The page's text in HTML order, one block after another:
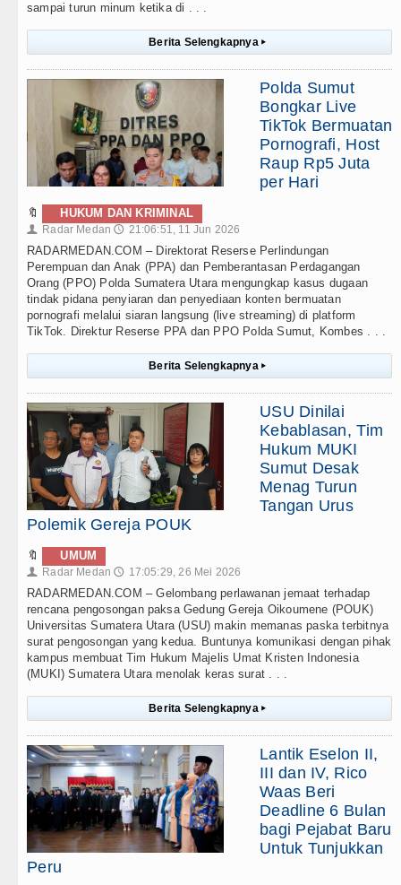
sampai turun minum ketika di . . .
Berita Selengkapnya ▸
Polda Sumut
Bongkar Live
TikTok Bermuatan
Pornografi, Host
Raup Rp5 Juta
per Hari
🔖 HUKUM DAN KRIMINAL
👤 Radar Medan 🕔 21:06:51, 11 Jun 2026
RADARMEDAN.COM – Direktorat Reserse Perlindungan
Perempuan dan Anak (PPA) dan Pemberantasan Perdagangan
Orang (PPO) Polda Sumatera Utara mengungkap kasus dugaan
tindak pidana penyiaran dan penyediaan konten bermuatan
pornografi melalui siaran langsung (live streaming) di platform
TikTok. Direktur Reserse PPA dan PPO Polda Sumut, Kombes . . .
Berita Selengkapnya ▸
USU Dinilai
Kebablasan, Tim
Hukum MUKI
Sumut Desak
Menag Turun
Tangan Urus
Polemik Gereja POUK
🔖 UMUM
👤 Radar Medan 🕔 17:05:29, 26 Mei 2026
RADARMEDAN.COM – Gelombang perlawanan jemaat terhadap
rencana pengosongan paksa Gedung Gereja Oikoumene (POUK)
Universitas Sumatera Utara (USU) makin memanas paska terbitnya
surat pengosongan yang kedua. Buntunya komunikasi dengan pihak
kampus membuat Tim Hukum Majelis Umat Kristen Indonesia
(MUKI) Sumatera Utara menolak keras surat . . .
Berita Selengkapnya ▸
Lantik Eselon II,
III dan IV, Rico
Waas Beri
Deadline 6 Bulan
bagi Pejabat Baru
Untuk Tunjukkan
Peru